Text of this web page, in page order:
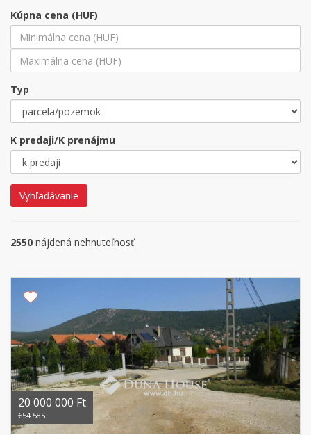
Kúpna cena (HUF)
Typ
K predaji/K prenájmu
Vyhľadávanie
2550 nájdená nehnuteľnosť
20 000 000 Ft
€54 585